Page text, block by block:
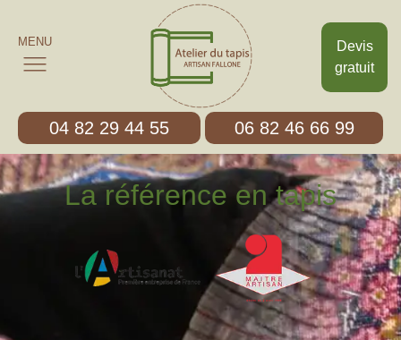
Devis
gratuit
MENU
04 82 29 44 55 06 82 46 66 99
La référence en tapis